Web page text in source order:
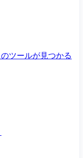
ツールが見つかる